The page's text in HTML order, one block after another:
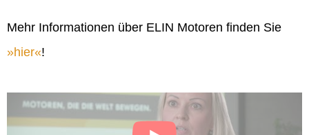
Mehr Informationen über ELIN Motoren finden Sie
hier !